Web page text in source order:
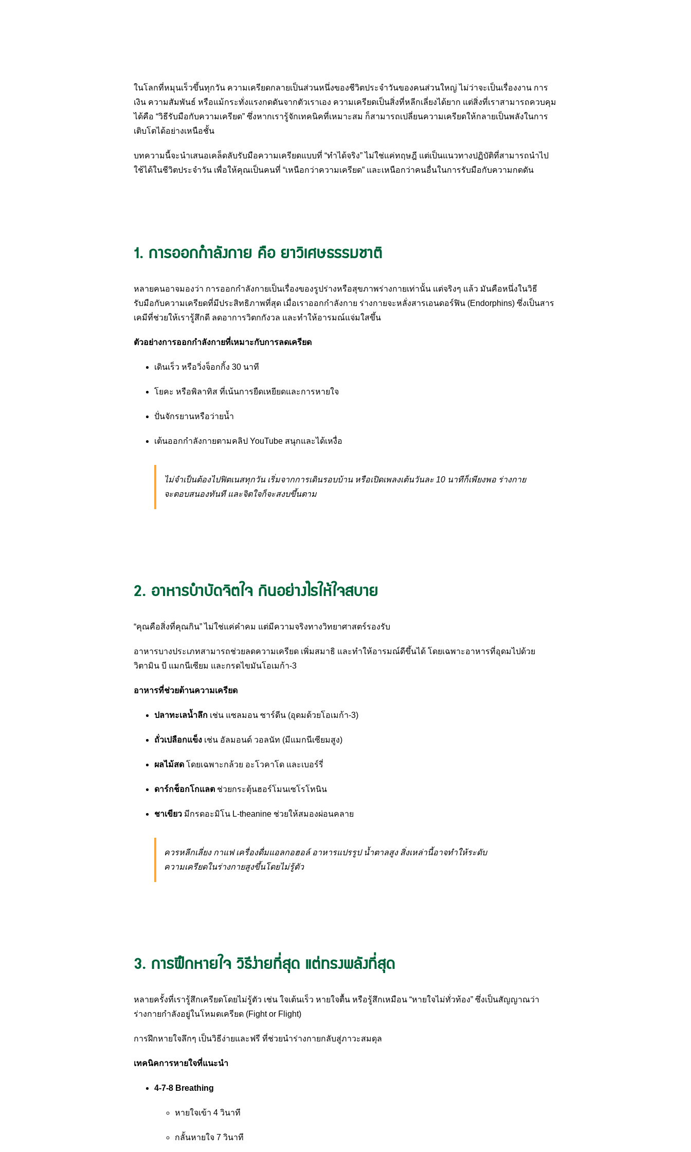
ในโลกที่หมุนเร็วขึ้นทุกวัน ความเครียดกลายเป็นส่วนหนึ่งของชีวิตประจำวันของคนส่วนใหญ่ ไม่ว่าจะเป็นเรื่องงาน การ
เงิน ความสัมพันธ์ หรือแม้กระทั่งแรงกดดันจากตัวเราเอง ความเครียดเป็นสิ่งที่หลีกเลี่ยงได้ยาก แต่สิ่งที่เราสามารถควบคุม
ได้คือ “วิธีรับมือกับความเครียด” ซึ่งหากเรารู้จักเทคนิคที่เหมาะสม ก็สามารถเปลี่ยนความเครียดให้กลายเป็นพลังในการ
เติบโตได้อย่างเหนือชั้น
บทความนี้จะนำเสนอเคล็ดลับรับมือความเครียดแบบที่ “ทำได้จริง” ไม่ใช่แค่ทฤษฎี แต่เป็นแนวทางปฏิบัติที่สามารถนำไป
ใช้ได้ในชีวิตประจำวัน เพื่อให้คุณเป็นคนที่ “เหนือกว่าความเครียด” และเหนือกว่าคนอื่นในการรับมือกับความกดดัน
1. การออกกำลังกาย คือ ยาวิเศษธรรมชาติ
หลายคนอาจมองว่า การออกกำลังกายเป็นเรื่องของรูปร่างหรือสุขภาพร่างกายเท่านั้น แต่จริงๆ แล้ว มันคือหนึ่งในวิธี
รับมือกับความเครียดที่มีประสิทธิภาพที่สุด เมื่อเราออกกำลังกาย ร่างกายจะหลั่งสารเอนดอร์ฟิน (Endorphins) ซึ่งเป็นสาร
เคมีที่ช่วยให้เรารู้สึกดี ลดอาการวิตกกังวล และทำให้อารมณ์แจ่มใสขึ้น
ตัวอย่างการออกกำลังกายที่เหมาะกับการลดเครียด
เดินเร็ว หรือวิ่งจ็อกกิ้ง 30 นาที
โยคะ หรือพิลาทิส ที่เน้นการยืดเหยียดและการหายใจ
ปั่นจักรยานหรือว่ายน้ำ
เต้นออกกำลังกายตามคลิป YouTube สนุกและได้เหงื่อ
ไม่จำเป็นต้องไปฟิตเนสทุกวัน เริ่มจากการเดินรอบบ้าน หรือเปิดเพลงเต้นวันละ 10 นาทีก็เพียงพอ ร่างกาย
จะตอบสนองทันที และจิตใจก็จะสงบขึ้นตาม
2. อาหารบำบัดจิตใจ กินอย่างไรให้ใจสบาย
“คุณคือสิ่งที่คุณกิน” ไม่ใช่แค่คำคม แต่มีความจริงทางวิทยาศาสตร์รองรับ
อาหารบางประเภทสามารถช่วยลดความเครียด เพิ่มสมาธิ และทำให้อารมณ์ดีขึ้นได้ โดยเฉพาะอาหารที่อุดมไปด้วย
วิตามิน บี แมกนีเซียม และกรดไขมันโอเมก้า-3
อาหารที่ช่วยต้านความเครียด
ปลาทะเลน้ำลึก เช่น แซลมอน ซาร์ดีน (อุดมด้วยโอเมก้า-3)
ถั่วเปลือกแข็ง เช่น อัลมอนด์ วอลนัท (มีแมกนีเซียมสูง)
ผลไม้สด โดยเฉพาะกล้วย อะโวคาโด และเบอร์รี่
ดาร์กช็อกโกแลต ช่วยกระตุ้นฮอร์โมนเซโรโทนิน
ชาเขียว มีกรดอะมิโน L-theanine ช่วยให้สมองผ่อนคลาย
ควรหลีกเลี่ยง กาแฟ เครื่องดื่มแอลกอฮอล์ อาหารแปรรูป น้ำตาลสูง สิ่งเหล่านี้อาจทำให้ระดับ
ความเครียดในร่างกายสูงขึ้นโดยไม่รู้ตัว
3. การฝึกหายใจ วิธีง่ายที่สุด แต่ทรงพลังที่สุด
หลายครั้งที่เรารู้สึกเครียดโดยไม่รู้ตัว เช่น ใจเต้นเร็ว หายใจตื้น หรือรู้สึกเหมือน “หายใจไม่ทั่วท้อง” ซึ่งเป็นสัญญาณว่า
ร่างกายกำลังอยู่ในโหมดเครียด (Fight or Flight)
การฝึกหายใจลึกๆ เป็นวิธีง่ายและฟรี ที่ช่วยนำร่างกายกลับสู่ภาวะสมดุล
เทคนิคการหายใจที่แนะนำ
4-7-8 Breathing
หายใจเข้า 4 วินาที
กลั้นหายใจ 7 วินาที